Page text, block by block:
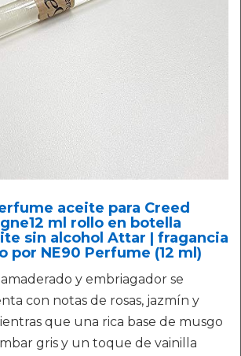
aceite para Creed
ml rollo en botella
sin alcohol Attar | fragancia
por NE90 Perfume (12 ml)
y embriagador se
con notas de rosas, jazmín y
que una rica base de musgo
gris y un toque de vainilla